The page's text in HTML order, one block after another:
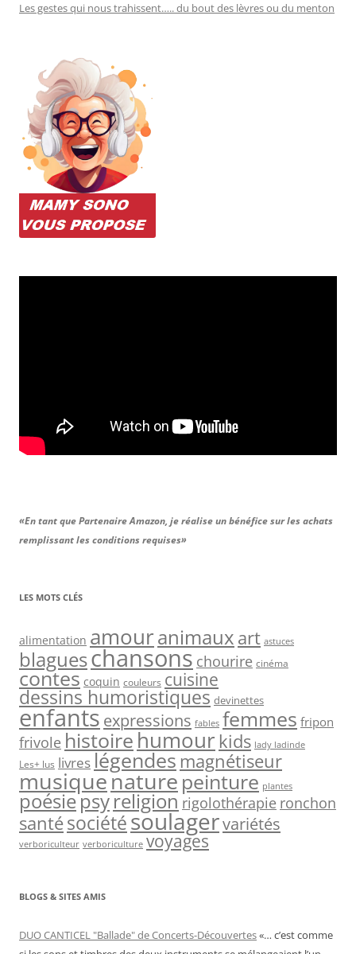
Les gestes qui nous trahissent….. du bout des lèvres ou du menton
«En tant que Partenaire Amazon, je réalise un bénéfice sur les achats
remplissant les conditions requises»
LES MOTS CLÉS
alimentation amouranimaux art astuces
blagueschansons chourire cinéma
contes coquin couleurs cuisine
dessins humoristiques devinettes
enfantsexpressions fables femmes fripon
frivole histoire humour kids lady ladinde
Les+ lus livreslégendes magnétiseur
musiquenature peinture plantes
poésiepsyreligion rigolothérapie ronchon
santésociétésoulagervariétés
verboriculteur verboriculture voyages
BLOGS & SITES AMIS
DUO CANTICEL "Ballade" de Concerts-Découvertes«… c’est comme